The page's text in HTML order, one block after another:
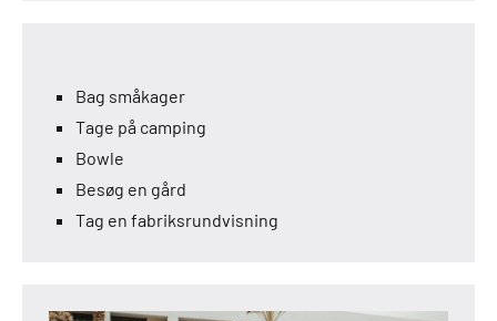
Bag småkager
Tage på camping
Bowle
Besøg en gård
Tag en fabriksrundvisning